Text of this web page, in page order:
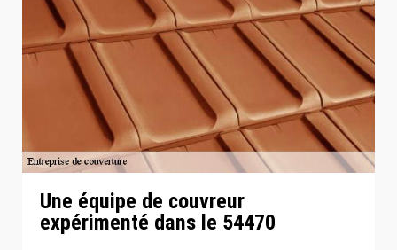
Une équipe de couvreur
expérimenté dans le 54470